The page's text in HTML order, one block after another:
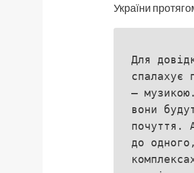
України
Для
спалахує
–
вони
почуття.
до